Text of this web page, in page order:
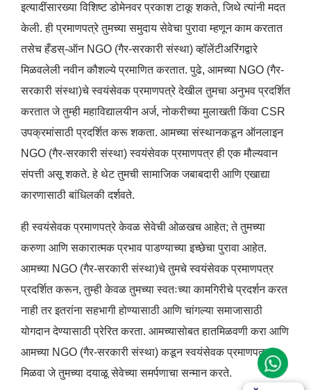
इत्यादींसारख्या विशिष्ट डोमेनवर प्रकाश टाकू शकते, जिथे त्यांनी मदत
केली. ही प्रमाणपत्रे तुमच्या समुदाय सेवेचा पुरावा म्हणून काम करतात
तसेच हँडस्-ऑन NGO (गैर-सरकारी संस्था) व्हॉलेंटीअरिंगद्वारे
मिळवलेली नवीन कौशल्ये प्रमाणित करतात. पुढे, आमच्या NGO (गैर-
सरकारी संस्था)चे स्वयंसेवक प्रमाणपत्रे देखील तुमचा अनुभव प्रदर्शित
करतात जे तुम्ही महाविद्यालयीन अर्ज, नोकरीच्या मुलाखती किंवा CSR
उपक्रमांसाठी प्रदर्शित करू शकता. आमच्या संस्थानकडून ऑनलाइन
NGO (गैर-सरकारी संस्था) स्वयंसेवक प्रमाणपत्र ही एक मौल्यवान
संपत्ती असू शकते. हे थेट तुमची सामाजिक जबाबदारी आणि एखाद्या
कारणासाठी बांधिलकी दर्शवते.
ही स्वयंसेवक प्रमाणपत्रे केवळ सेवेची ओळखच आहेत; ते तुमच्या
करुणा आणि सकारात्मक प्रभाव पाडण्याच्या इच्छेचा पुरावा आहेत.
आमच्या NGO (गैर-सरकारी संस्था)चे तुमचे स्वयंसेवक प्रमाणपत्र
प्रदर्शित करून, तुम्ही केवळ तुमच्या स्वतःच्या कामगिरीचे प्रदर्शन करत
नाही तर इतरांना सहभागी होण्यासाठी आणि चांगल्या समाजासाठी
योगदान देण्यासाठी प्रेरित करता. आमच्यासोबत हातमिळवणी करा आणि
आमच्या NGO (गैर-सरकारी संस्था) कडून स्वयंसेवक प्रमाणपत्र
मिळवा जे तुमच्या दयाळू सेवेच्या समर्पणाचा सन्मान करते.